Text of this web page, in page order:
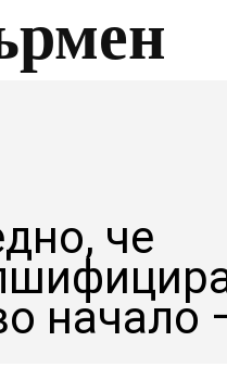
че
начало